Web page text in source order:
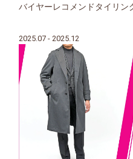
バイヤーレコメンドタイリン
2025.07 - 2025.12